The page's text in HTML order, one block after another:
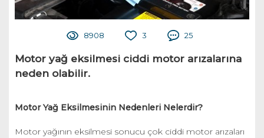
8908 3 25
Motor yağ eksilmesi ciddi motor arızalarına
neden olabilir.
Motor Yağ Eksilmesinin Nedenleri Nelerdir?
Motor yağının eksilmesi sonucu çok ciddi motor arızaları